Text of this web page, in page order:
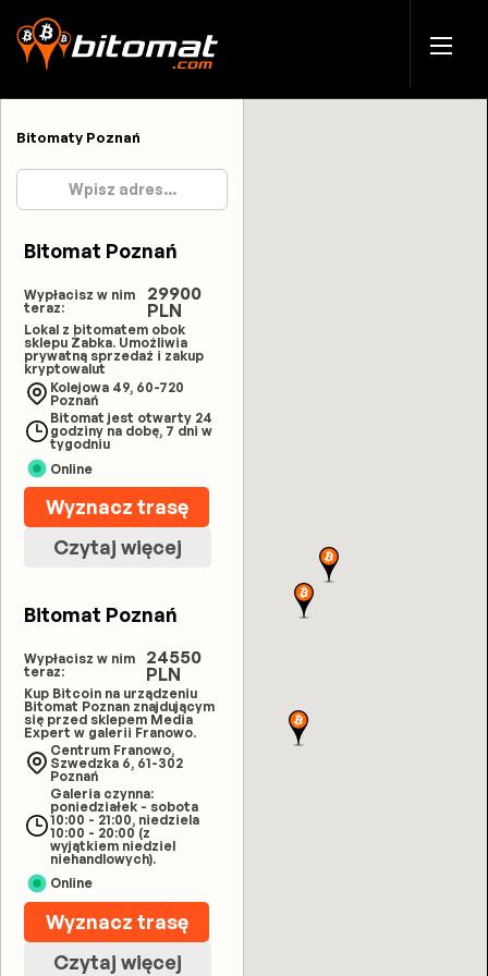
Bitomaty Poznań
Bitomat Poznań
Wypłacisz w nim
teraz:
29900
PLN
Lokal z bitomatem obok
sklepu Żabka. Umożliwia
prywatną sprzedaż i zakup
kryptowalut
Kolejowa 49, 60-720
Poznań
Bitomat jest otwarty 24
godziny na dobę, 7 dni w
tygodniu
Online
Wyznacz trasę
Czytaj więcej
Bitomat Poznań
Wypłacisz w nim
teraz:
24550
PLN
Kup Bitcoin na urządzeniu
Bitomat Poznan znajdującym
się przed sklepem Media
Expert w galerii Franowo.
Centrum Franowo,
Szwedzka 6, 61-302
Poznań
Galeria czynna:
poniedziałek - sobota
10:00 - 21:00, niedziela
10:00 - 20:00 (z
wyjątkiem niedziel
niehandlowych).
Online
Wyznacz trasę
Czytaj więcej